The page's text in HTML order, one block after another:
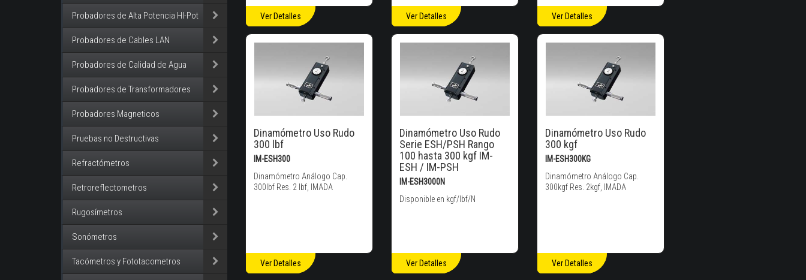
Probadores de Alta Potencia HI-Pot
Probadores de Cables LAN
Probadores de Calidad de Agua
Probadores de Transformadores
Probadores Magneticos
Pruebas no Destructivas
Refractómetros
Retroreflectometros
Rugosímetros
Sonómetros
Tacómetros y Fototacometros
Ver Detalles Ver Detalles Ver Detalles
Dinamómetro Uso Rudo
300 lbf
IM-ESH300
Dinamómetro Análogo Cap.
300lbf Res. 2 lbf, IMADA
Ver Detalles
Dinamómetro Uso Rudo
Serie ESH/PSH Rango
100 hasta 300 kgf IM-
ESH / IM-PSH
IM-ESH3000N
Disponible en kgf/lbf/N
Ver Detalles
Dinamómetro Uso Rudo
300 kgf
IM-ESH300KG
Dinamómetro Análogo Cap.
300kgf Res. 2kgf, IMADA
Ver Detalles